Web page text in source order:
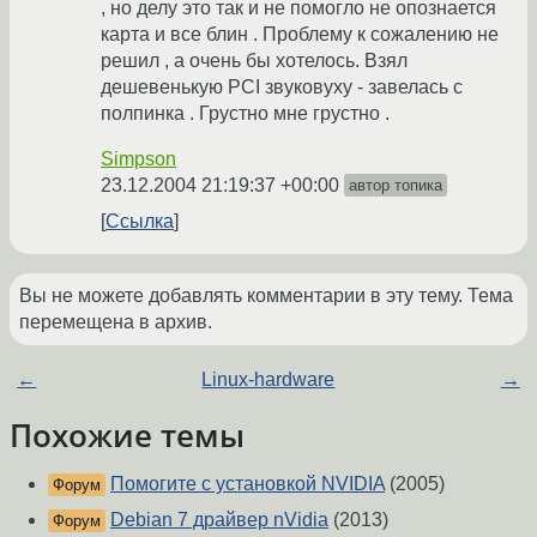
, но делу это так и не помогло не опознается
карта и все блин . Проблему к сожалению не
решил , а очень бы хотелось. Взял
дешевенькую PCI звуковуху - завелась с
полпинка . Грустно мне грустно .
Simpson
23.12.2004 21:19:37 +00:00 автор топика
Ссылка
Вы не можете добавлять комментарии в эту тему. Тема
перемещена в архив.
← Linux-hardware →
Похожие темы
Форум Помогите с установкой NVIDIA (2005)
Форум Debian 7 драйвер nVidia (2013)